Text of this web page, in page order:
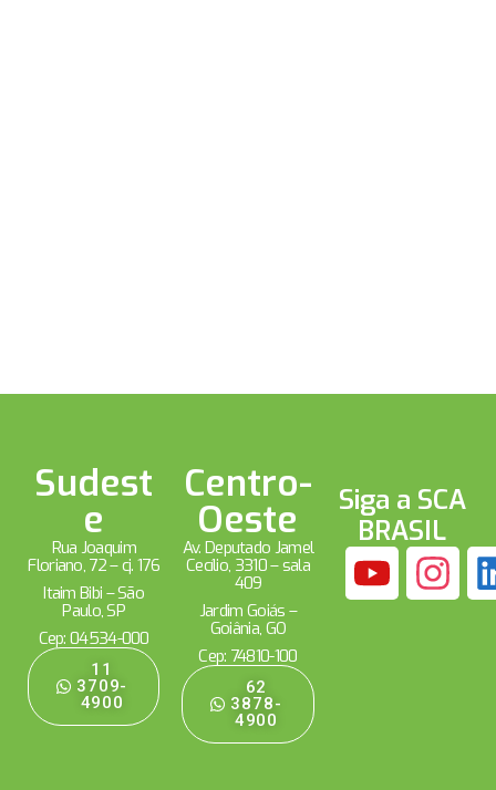
Sudest
e
Rua Joaquim
Floriano, 72 – cj. 176
Itaim Bibi – São
Paulo, SP
Cep: 04534-000
11
3709-
4900
Centro-
Oeste
Av. Deputado Jamel
Cecílio, 3310 – sala
409
Jardim Goiás –
Goiânia, GO
Cep: 74810-100
62
3878-
4900
Siga a SCA
BRASIL